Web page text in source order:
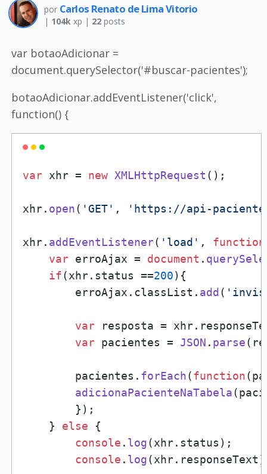
por Carlos Renato de Lima Vitorio
| 104kxp | 22posts
var botaoAdicionar =
document.querySelector('#buscar-pacientes');
botaoAdicionar.addEventListener('click',
function() {
var xhr = new XMLHttpRequest ();
xhr. open( 'GET' , 'https://api-
xhr. addEventListener( 'load' , function
var erroAjax = document .
if(xhr. status ==200){
        erroAjax.
classList . add (
var resposta = xhr.
var pacientes = JSON . parse
        pacientes.
forEach(function(
adicionaPacienteNaTabela
        });
    }
else {
console . log(xhr. status );
console . log(xhr. responseText